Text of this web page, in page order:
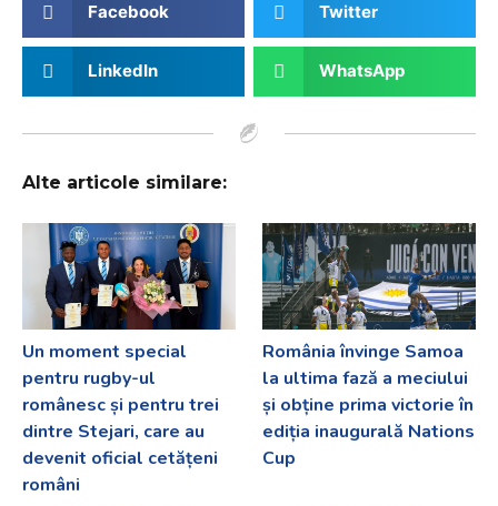
Facebook Twitter
LinkedIn WhatsApp
Alte articole similare:
Un moment special
pentru rugby-ul
românesc și pentru trei
dintre Stejari, care au
devenit oficial cetățeni
români
România învinge Samoa
la ultima fază a meciului
și obține prima victorie în
ediția inaugurală Nations
Cup